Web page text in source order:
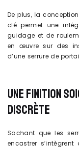
De plus, la
clé permet une
guidage et de
en œuvre sur des
d’une serrure de
UNE FINITION
DISCRÈTE
Sachant que les
encastrer